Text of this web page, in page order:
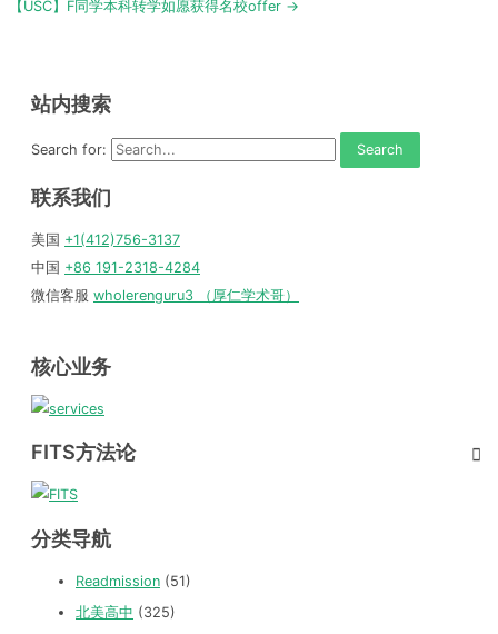
【USC】F同学本科转学如愿获得名校offer →
站内搜索
Search for:
联系我们
美国 +1(412)756-3137
中国 +86 191-2318-4284
微信客服 wholerenguru3 （厚仁学术哥）
核心业务
FITS方法论
分类导航
Readmission (51)
北美高中 (325)